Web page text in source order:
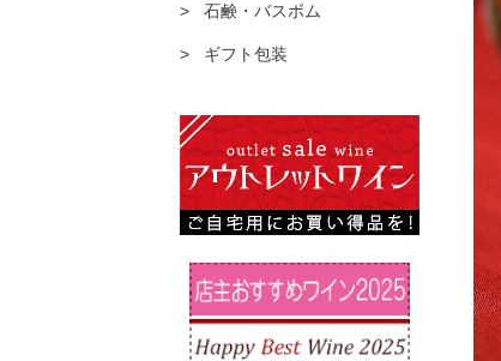
石鹸・バスボム
ギフト包装